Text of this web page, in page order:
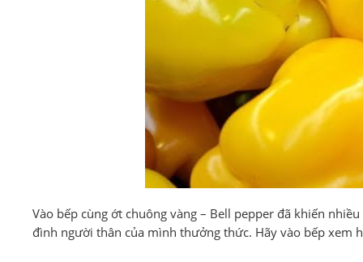
Vào bếp cùng ớt chuông vàng – Bell pepper đã khiến
đình người thân của mình thưởng thức. Hãy vào bếp xem